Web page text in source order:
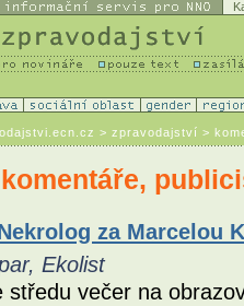
> zpravodajství >
za Marcelou
Ekolist
středu večer na